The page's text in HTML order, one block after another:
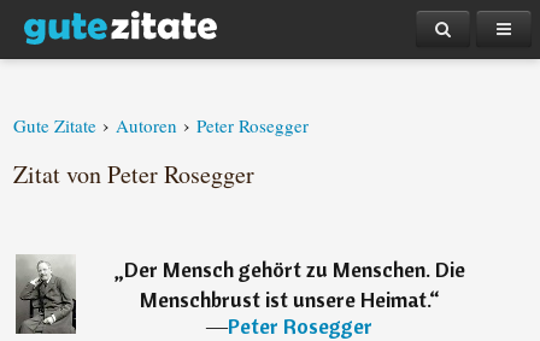
Gute Zitate › Autoren › Peter Rosegger
Zitat von Peter Rosegger
„Der Mensch gehört zu Menschen. Die
Menschbrust ist unsere Heimat.“
―Peter Rosegger